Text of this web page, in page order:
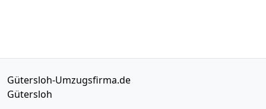
Gütersloh-Umzugsfirma.de
Gütersloh